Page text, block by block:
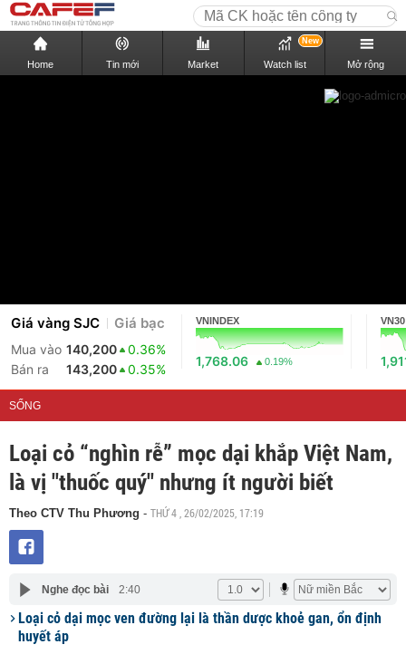
Home Tin mới Market Watch list
New
Mở rộng
Giá vàng SJC Giá bạc
Mua vào 140,200
0.36%
Bán ra
143,200 0.35%
VNINDEX
1,768.06 0.19%
VN30
SỐNG
Loại cỏ “nghìn rễ” mọc dại khắp Việt Nam,
là vị "thuốc quý" nhưng ít người biết
Theo CTV Thu Phương - THỨ 4 , 26/02/2025, 17:19
Nghe đọc bài 2:40
Loại cỏ dại mọc ven đường lại là thần dược khoẻ gan, ổn định
huyết áp